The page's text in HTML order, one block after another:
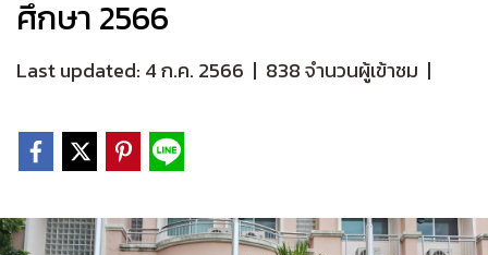
ศึกษา 2566
Last updated: 4 ก.ค. 2566 | 838 จำนวนผู้เข้าชม |